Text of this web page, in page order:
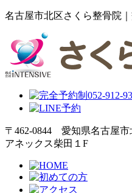
名古屋市北区さくら整骨院
〒462-0844 愛知県名古屋市
アネックス柴田１F